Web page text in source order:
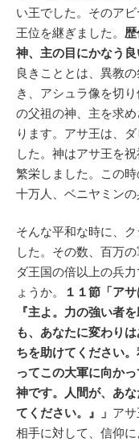
い王でした。そのア
王位を継ぎました。
神、主の目にかなう良
良きこととは、異教
き、アシュラ像を切
の父祖の神、主を求
ります。アサ王は、
した。神はアサ王を
繁栄しました。この
十万人、ベニヤミンの
そんな平和な時に、
した。その数、百万
ダ王国の倍以上の兵
ょうか。
１１節「ア
『主よ。力の強い者
も、あなたに変わり
ちを助けてください
ってこの大軍に向か
神です。人間が、あ
てください。』」 ア
相手に対して、信仰に